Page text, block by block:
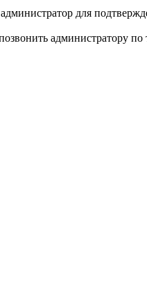
для
администратору по